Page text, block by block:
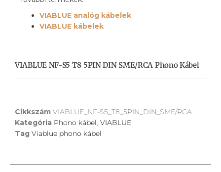
VIABLUE analóg kábelek
VIABLUE kábelek
VIABLUE NF-S5 T8 5PIN DIN SME/RCA Phono Kábel
Cikkszám VIABLUE_NF-S5_T8_5PIN_DIN_SME/RCA
Kategória Phono kábel, VIABLUE
Tag Viablue phono kábel